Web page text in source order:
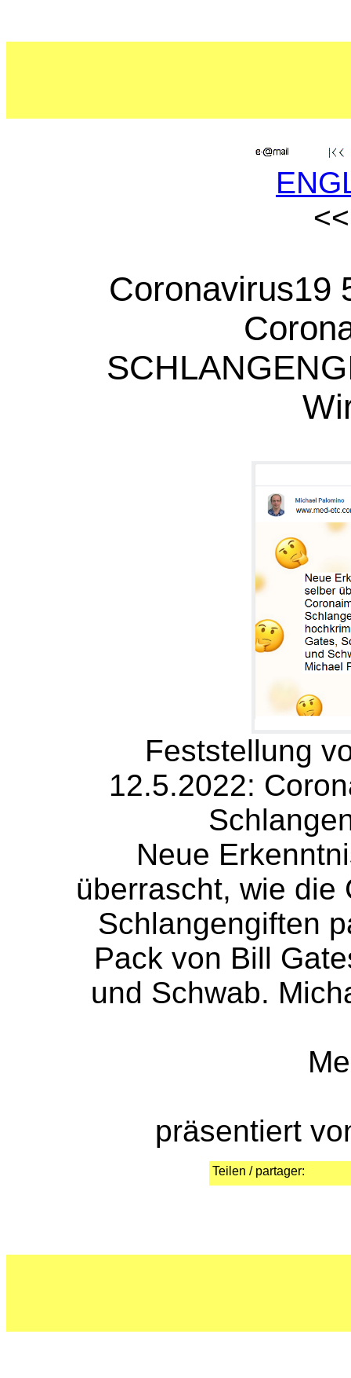
Coronavirus19
Feststellung
12.5.2022:
Neue
überrascht, wie die
Schlangengiften
Pack von Bill
und Schwab.
präsentiert
Teilen / partager: